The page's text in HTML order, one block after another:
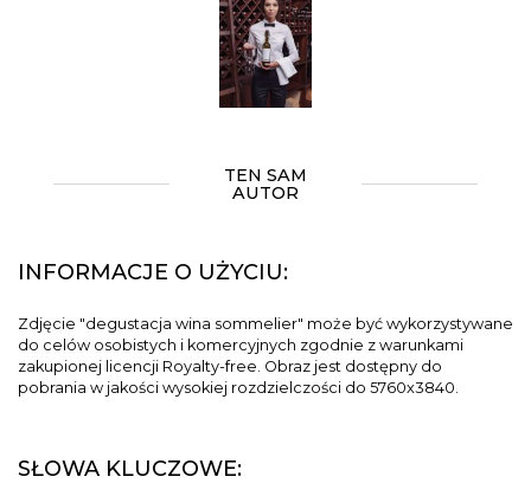
TEN SAM
AUTOR
INFORMACJE O UŻYCIU:
Zdjęcie "degustacja wina sommelier" może być wykorzystywane
do celów osobistych i komercyjnych zgodnie z warunkami
zakupionej licencji Royalty-free. Obraz jest dostępny do
pobrania w jakości wysokiej rozdzielczości do 5760x3840.
SŁOWA KLUCZOWE: